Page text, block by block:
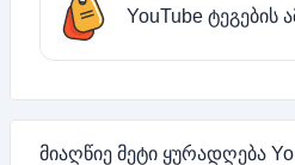
YouTube ტეგების
მიაღწიე მეტი ყურადღება